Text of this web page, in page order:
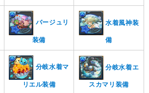
バージュリ
装備
水着風神装
備
分岐水着マ
リエル装備
分岐水着エ
スカマリ装備